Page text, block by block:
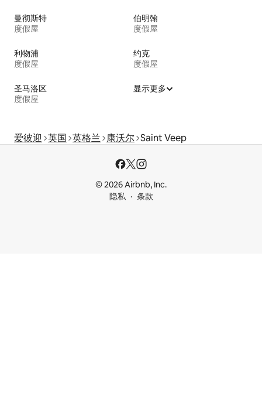
曼彻斯特
度假屋
伯明翰
度假屋
利物浦
度假屋
约克
度假屋
圣马洛区
度假屋
显示更多
爱彼迎 英国 英格兰 康沃尔 Saint Veep
© 2026 Airbnb, Inc.
隐私
条款